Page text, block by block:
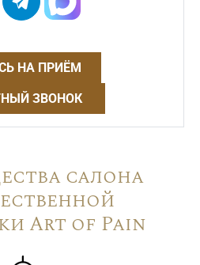
НА ПРИЁМ
ЗВОНОК
салона
Art of Pain